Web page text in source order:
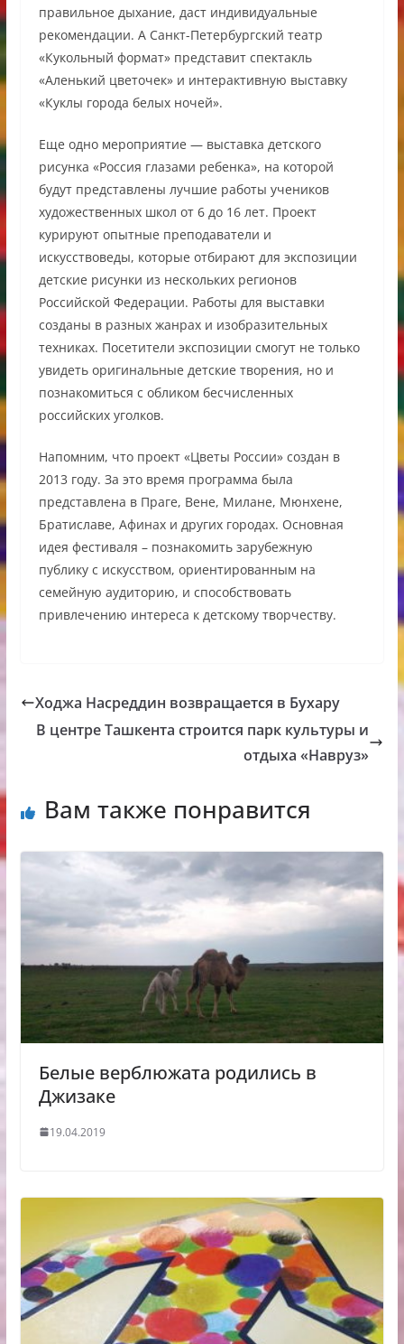
правильное дыхание, даст индивидуальные
рекомендации. А Санкт-Петербургский театр
«Кукольный формат» представит спектакль
«Аленький цветочек» и интерактивную выставку
«Куклы города белых ночей».
Еще одно мероприятие — выставка детского
рисунка «Россия глазами ребенка», на которой
будут представлены лучшие работы учеников
художественных школ от 6 до 16 лет. Проект
курируют опытные преподаватели и
искусствоведы, которые отбирают для экспозиции
детские рисунки из нескольких регионов
Российской Федерации. Работы для выставки
созданы в разных жанрах и изобразительных
техниках. Посетители экспозиции смогут не только
увидеть оригинальные детские творения, но и
познакомиться с обликом бесчисленных
российских уголков.
Напомним, что проект «Цветы России» создан в
2013 году. За это время программа была
представлена в Праге, Вене, Милане, Мюнхене,
Братиславе, Афинах и других городах. Основная
идея фестиваля – познакомить зарубежную
публику с искусством, ориентированным на
семейную аудиторию, и способствовать
привлечению интереса к детскому творчеству.
Ходжа Насреддин возвращается в Бухару
В центре Ташкента строится парк культуры и
отдыха «Навруз»
Вам также понравится
Белые верблюжата родились в
Джизаке
19.04.2019